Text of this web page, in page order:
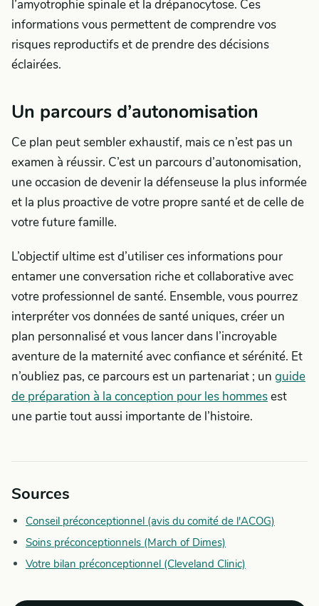
l’amyotrophie spinale et la drépanocytose. Ces
informations vous permettent de comprendre vos
risques reproductifs et de prendre des décisions
éclairées.
Un parcours d’autonomisation
Ce plan peut sembler exhaustif, mais ce n’est pas un
examen à réussir. C’est un parcours d’autonomisation,
une occasion de devenir la défenseuse la plus informée
et la plus proactive de votre propre santé et de celle de
votre future famille.
L’objectif ultime est d’utiliser ces informations pour
entamer une conversation riche et collaborative avec
votre professionnel de santé. Ensemble, vous pourrez
interpréter vos données de santé uniques, créer un
plan personnalisé et vous lancer dans l’incroyable
aventure de la maternité avec confiance et sérénité. Et
n’oubliez pas, ce parcours est un partenariat ; un guide
de préparation à la conception pour les hommesest
une partie tout aussi importante de l’histoire.
Sources
Conseil préconceptionnel (avis du comité de l'ACOG)
Soins préconceptionnels (March of Dimes)
Votre bilan préconceptionnel (Cleveland Clinic)